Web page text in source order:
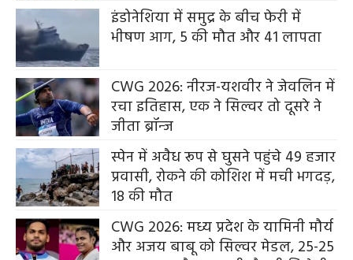
इंडोनेशिया में समुद्र के बीच फेरी में
भीषण आग, 5 की मौत और 41 लापता
CWG 2026: नीरज-यशवीर ने जेवलिन में
रचा इतिहास, एक ने सिल्वर तो दूसरे ने
जीता ब्रॉन्ज
स्पेन में अवैध रूप से घुसने पहुंचे 49 हजार
प्रवासी, रोकने की कोशिश में मची भगदड़,
18 की मौत
CWG 2026: मध्य प्रदेश के यामिनी मौर्य
और अजय बाबू को सिल्वर मेडल, 25-25